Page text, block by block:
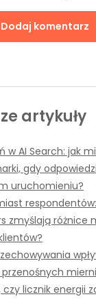
artykuły
w AI Search: jak
gdy
uruchomieniu?
zmyślają różnice
czy licznik energii